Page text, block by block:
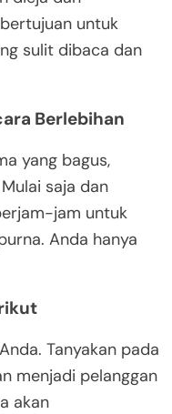
untuk
sulit dibaca dan
Berlebihan
yang bagus,
saja dan
jam untuk
Anda hanya
Tanyakan pada
menjadi pelanggan
akan